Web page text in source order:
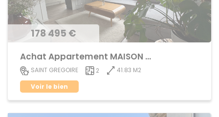
178 495 €
Achat Appartement MAISON BLANCHE
SAINT GREGOIRE 2
41.83 M2
Voir le bien